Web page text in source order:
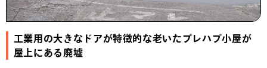
工業用の大きなドアが特徴的な老いたプレハブ小屋が
屋上にある廃墟